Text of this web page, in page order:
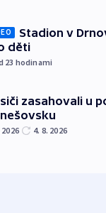
Stadion v
děti
23 hodinami
zasahovali u
2026 4. 8. 2026